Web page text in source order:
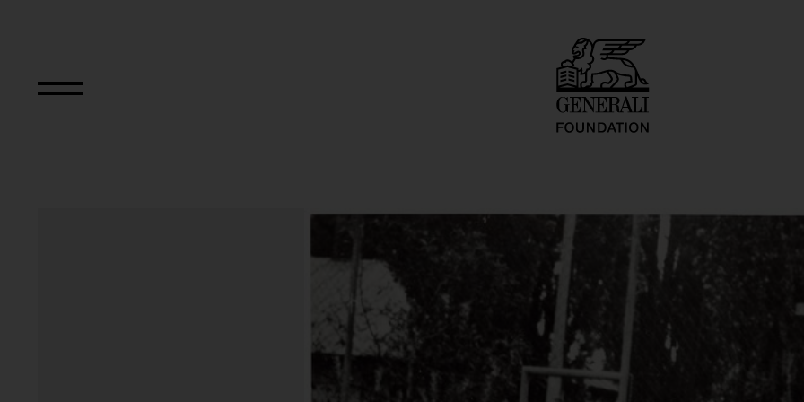
Aus der Serie "Anti Happening"